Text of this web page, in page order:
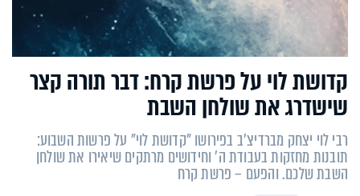
קדושת לוי על פרשת קרח: דבר תורה קצר
שישדרג את שולחן השבת
רבי לוי יצחק מברדיצ'ב בפירושו "קדושת לוי" על פרשות השבוע:
תובנות מחזקות בעבודת ה' וחידושים מרתקים שיאירו את שולחן
השבת שלכם. והפעם – פרשת קרח